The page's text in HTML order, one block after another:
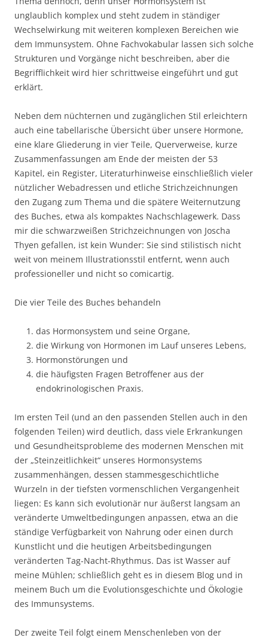
unglaublich komplex und steht zudem in ständiger
Wechselwirkung mit weiteren komplexen Bereichen wie
dem Immunsystem. Ohne Fachvokabular lassen sich solche
Strukturen und Vorgänge nicht beschreiben, aber die
Begrifflichkeit wird hier schrittweise eingeführt und gut
erklärt.
Neben dem nüchternen und zugänglichen Stil erleichtern
auch eine tabellarische Übersicht über unsere Hormone,
eine klare Gliederung in vier Teile, Querverweise, kurze
Zusammenfassungen am Ende der meisten der 53
Kapitel, ein Register, Literaturhinweise einschließlich vieler
nützlicher Webadressen und etliche Strichzeichnungen
den Zugang zum Thema und die spätere Weiternutzung
des Buches, etwa als kompaktes Nachschlagewerk. Dass
mir die schwarzweißen Strichzeichnungen von Joscha
Thyen gefallen, ist kein Wunder: Sie sind stilistisch nicht
weit von meinem Illustrationsstil entfernt, wenn auch
professioneller und nicht so comicartig.
Die vier Teile des Buches behandeln
das Hormonsystem und seine Organe,
die Wirkung von Hormonen im Lauf unseres Lebens,
Hormonstörungen und
die häufigsten Fragen Betroffener aus der
endokrinologischen Praxis.
Im ersten Teil (und an den passenden Stellen auch in den
folgenden Teilen) wird deutlich, dass viele Erkrankungen
und Gesundheitsprobleme des modernen Menschen mit
der „Steinzeitlichkeit“ unseres Hormonsystems
zusammenhängen, dessen stammesgeschichtliche
Wurzeln in der tiefsten vormenschlichen Vergangenheit
liegen: Es kann sich evolutionär nur äußerst langsam an
veränderte Umweltbedingungen anpassen, etwa an die
ständige Verfügbarkeit von Nahrung oder einen durch
Kunstlicht und die heutigen Arbeitsbedingungen
veränderten Tag-Nacht-Rhythmus. Das ist Wasser auf
meine Mühlen; schließlich geht es in diesem Blog und in
meinem Buch um die Evolutionsgeschichte und Ökologie
des Immunsystems.
Der zweite Teil folgt einem Menschenleben von der